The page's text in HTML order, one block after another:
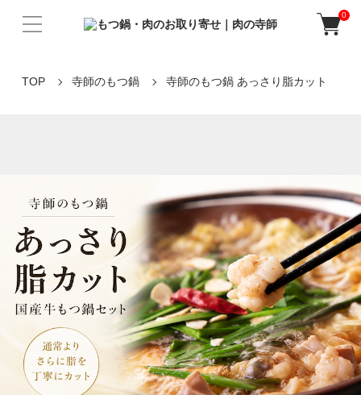
0
TOP 寺師のもつ鍋 寺師のもつ鍋 あっさり脂カット